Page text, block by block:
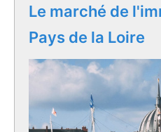
Le marché de
Pays de la Loire